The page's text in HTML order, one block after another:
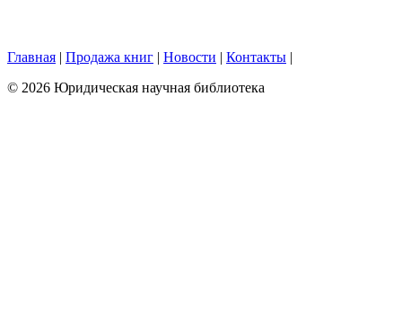
Главная | Продажа книг | Новости | Контакты |
© 2026 Юридическая научная библиотека